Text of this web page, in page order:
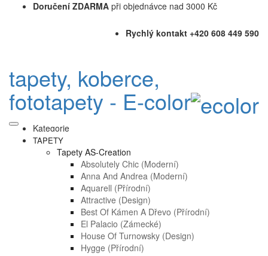
Doručení ZDARMA při objednávce nad 3000 Kč
Rychlý kontakt +420 608 449 590
tapety, koberce,
fototapety - E-color
Kategorie
TAPETY
Tapety AS-Creation
Absolutely Chic (moderní)
Anna And Andrea (moderní)
Aquarell (přírodní)
Attractive (design)
Best Of Kámen A Dřevo (přírodní)
El Palacio (zámecké)
House Of Turnowsky (design)
Hygge (přírodní)